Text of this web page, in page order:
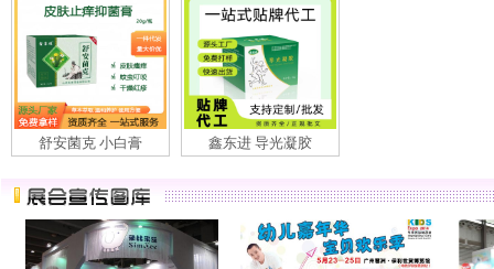
舒安菌克 小白膏 鑫东进 导光凝胶